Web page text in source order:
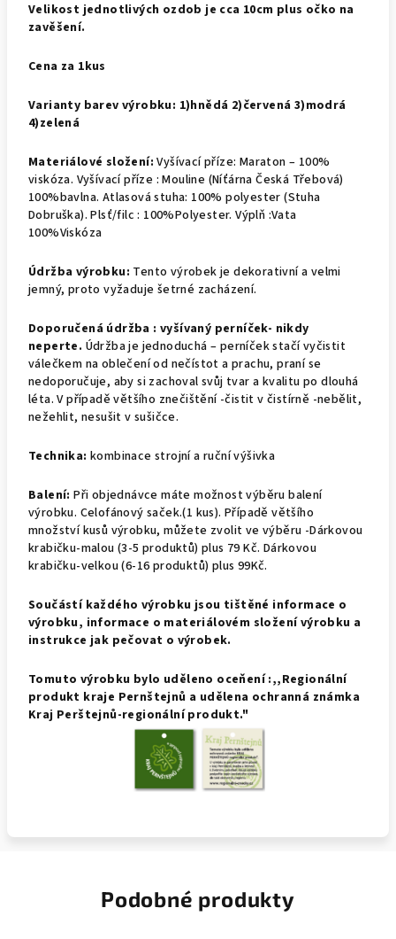
Velikost jednotlivých ozdob je cca 10cm plus očko na
zavěšení.
Cena za 1kus
Varianty barev výrobku: 1)hnědá 2)červená 3)modrá
4)zelená
Materiálové složení: Vyšívací příze: Maraton – 100%
viskóza. Vyšívací příze : Mouline (Níťárna Česká Třebová)
100%bavlna. Atlasová stuha: 100% polyester (Stuha
Dobruška). Plsť/filc : 100%Polyester. Výplň :Vata
100%Viskóza
Údržba výrobku: Tento výrobek je dekorativní a velmi
jemný, proto vyžaduje šetrné zacházení.
Doporučená údržba : vyšívaný perníček- nikdy
neperte. Údržba je jednoduchá – perníček stačí vyčistit
válečkem na oblečení od nečístot a prachu, praní se
nedoporučuje, aby si zachoval svůj tvar a kvalitu po dlouhá
léta. V případě většího znečištění -čistit v čistírně -nebělit,
nežehlit, nesušit v sušičce.
Technika: kombinace strojní a ruční výšivka
Balení:Při objednávce máte možnost výběru balení
výrobku. Celofánový saček.(1 kus).Případě většího
množství kusů výrobku, můžete zvolit ve výběru -Dárkovou
krabičku-malou (3-5 produktů) plus 79 Kč. Dárkovou
krabičku-velkou (6-16 produktů) plus 99Kč.
Součástí každého výrobku jsou tištěné informace o
výrobku, informace o materiálovém složení výrobku a
instrukce jak pečovat o výrobek.
Tomuto výrobku bylo uděleno oceňení :,,Regionální
produkt kraje Pernštejnů a udělena ochranná známka
Kraj Perštejnů-regionální produkt."
Podobné produkty